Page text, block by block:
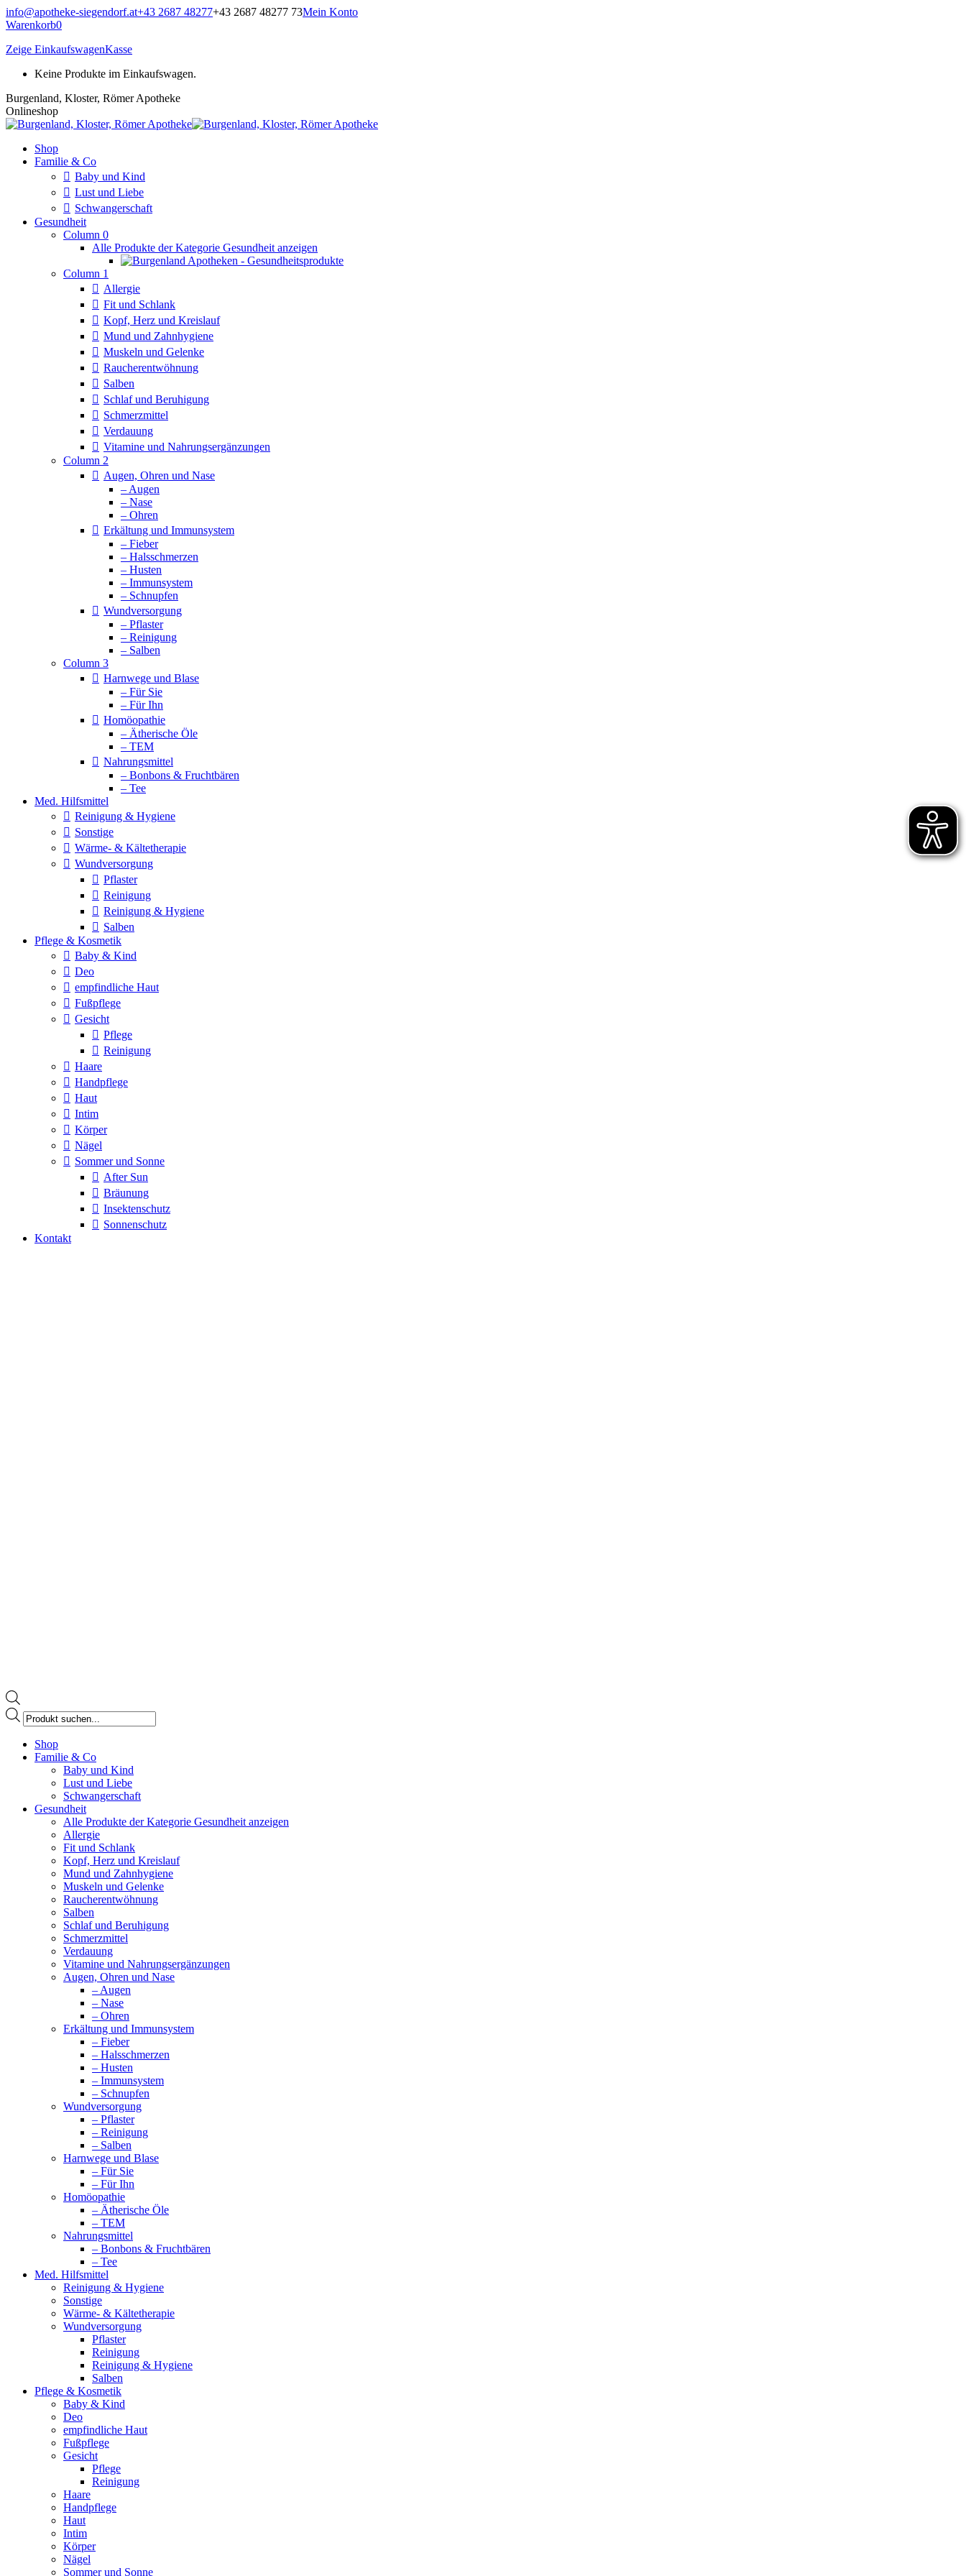
Zum
Inhalt
info@apotheke-siegendorf.at+43 2687 48277+43 2687 48277 73Mein Konto
Warenkorb0
Zeige EinkaufswagenKasse
Keine Produkte im Einkaufswagen.
Burgenland, Kloster, Römer Apotheke
Onlineshop
Shop
Familie & Co
Baby und Kind
Lust und Liebe
Schwangerschaft
Gesundheit
Column 0
Alle Produkte der Kategorie Gesundheit anzeigen
Column 1
Allergie
Fit und Schlank
Kopf, Herz und Kreislauf
Mund und Zahnhygiene
Muskeln und Gelenke
Raucherentwöhnung
Salben
Schlaf und Beruhigung
Schmerzmittel
Verdauung
Vitamine und Nahrungsergänzungen
Column 2
Augen, Ohren und Nase
– Augen
– Nase
– Ohren
Erkältung und Immunsystem
– Fieber
– Halsschmerzen
– Husten
– Immunsystem
– Schnupfen
Wundversorgung
– Pflaster
– Reinigung
– Salben
Column 3
Harnwege und Blase
– Für Sie
– Für Ihn
Homöopathie
– Ätherische Öle
– TEM
Nahrungsmittel
– Bonbons & Fruchtbären
– Tee
Med. Hilfsmittel
Reinigung & Hygiene
Sonstige
Wärme- & Kältetherapie
Wundversorgung
Pflaster
Reinigung
Reinigung & Hygiene
Salben
Pflege & Kosmetik
Baby & Kind
Deo
empfindliche Haut
Fußpflege
Gesicht
Pflege
Reinigung
Haare
Handpflege
Haut
Intim
Körper
Nägel
Sommer und Sonne
After Sun
Bräunung
Insektenschutz
Sonnenschutz
Kontakt
Products
search
page
opens
Shop
Familie & Co
Baby und Kind
Lust und Liebe
Schwangerschaft
Gesundheit
Alle Produkte der Kategorie Gesundheit anzeigen
Allergie
Fit und Schlank
Kopf, Herz und Kreislauf
Mund und Zahnhygiene
Muskeln und Gelenke
Raucherentwöhnung
Salben
Schlaf und Beruhigung
Schmerzmittel
Verdauung
Vitamine und Nahrungsergänzungen
Augen, Ohren und Nase
– Augen
– Nase
– Ohren
Erkältung und Immunsystem
– Fieber
– Halsschmerzen
– Husten
– Immunsystem
– Schnupfen
Wundversorgung
– Pflaster
– Reinigung
– Salben
Harnwege und Blase
– Für Sie
– Für Ihn
Homöopathie
– Ätherische Öle
– TEM
Nahrungsmittel
– Bonbons & Fruchtbären
– Tee
Med. Hilfsmittel
Reinigung & Hygiene
Sonstige
Wärme- & Kältetherapie
Wundversorgung
Pflaster
Reinigung
Reinigung & Hygiene
Salben
Pflege & Kosmetik
Baby & Kind
Deo
empfindliche Haut
Fußpflege
Gesicht
Pflege
Reinigung
Haare
Handpflege
Haut
Intim
Körper
Nägel
Sommer und Sonne